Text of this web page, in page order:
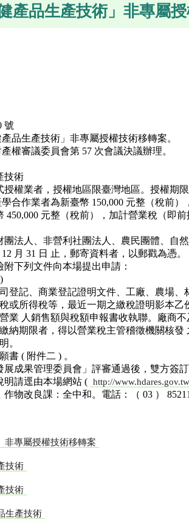
產品生產技術」非專屬
號
品生產技術」非專屬授權技術移轉案。
權審議委員會第 57 次會議決議辦理。
技術
權業者，授權地區限臺灣地區。授權期
合作業者為新臺幣 150,000 元整（稅前
450,000 元整（稅前），加計營業稅（即
法人、非營利社團法人、農民團體、自
月 31 日 止，郵寄資料者，以郵戳為憑。
下列文件向本場提出申請：
登記、商業登記證明文件、工廠、農場
或所得稅等，最近一期之繳稅證明影本
業 人銷售額與稅額申報書收執聯。廠商
納期限者，得以營業稅主管稽徵機關核
。
書 ( 附件二 ) 。
成果管理委員會」評審通過後，雙方簽
明請逕由本場網站 ( http://
物改良課：全中和。電話：（ 03 ）
非專屬授權技術移轉案
技術
技術
生產技術